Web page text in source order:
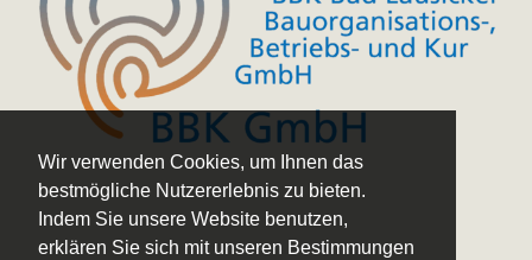
Wir verwenden Cookies, um Ihnen das
bestmögliche Nutzererlebnis zu bieten.
Indem Sie unsere Website benutzen,
erklären Sie sich mit unseren Bestimmungen